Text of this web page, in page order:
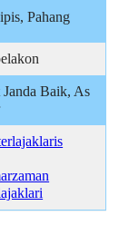
Pahang
Janda Baik, As